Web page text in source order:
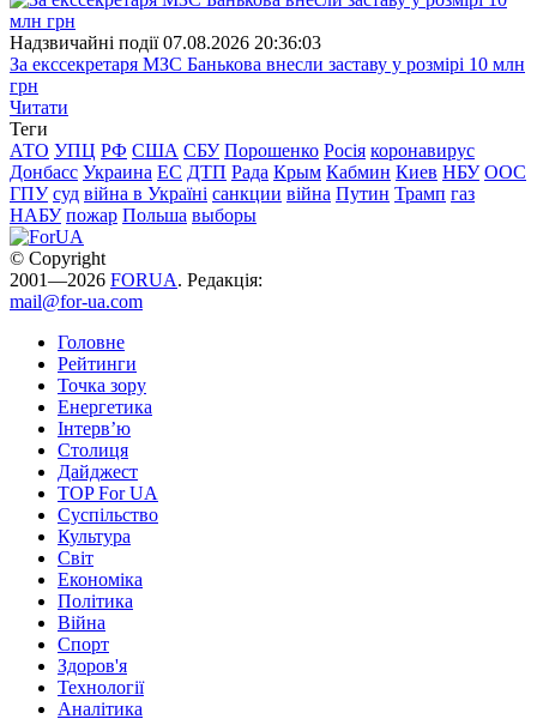
Надзвичайні події 07.08.2026 20:36:03
За екссекретаря МЗС Банькова внесли заставу у розмірі 10 млн
грн
Читати
Теги
АТО УПЦ РФ США СБУ Порошенко Росія коронавирус
Донбасс Украина ЕС ДТП Рада Крым Кабмин Киев НБУ ООС
ГПУ суд війна в Україні санкции війна Путин Трамп газ
НАБУ пожар Польша выборы
© Copyright
2001—2026 FORUA. Редакція:
mail@for-ua.com
Головне
Рейтинги
Точка зору
Енергетика
Інтерв’ю
Столиця
Дайджест
TOP For UA
Суспiльство
Культура
Світ
Економіка
Політика
Війна
Спорт
Здоров'я
Технології
Аналітика